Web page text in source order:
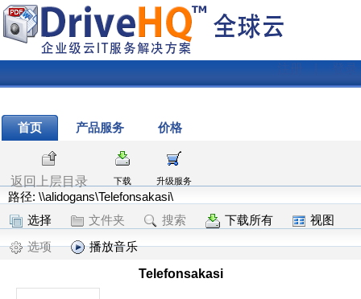
登录
首页 产品服务 价格
返回上层目录 下载 升级服务
路径: \\alidogans\Telefonsakasi\
选择
文件夹 搜索 下载所有
视图
选项
播放音乐
Telefonsakasi